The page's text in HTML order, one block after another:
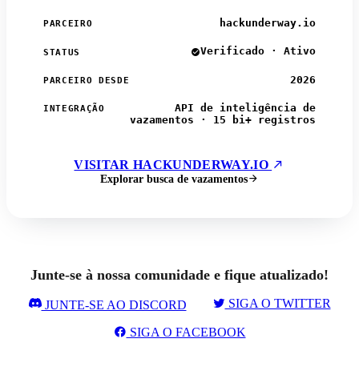
PARCEIRO hackunderway.io
STATUS Verificado · Ativo
PARCEIRO DESDE 2026
INTEGRAÇÃO
API de inteligência de
vazamentos · 15 bi+ registros
VISITAR HACKUNDERWAY.IO
Explorar busca de vazamentos
Junte-se à nossa comunidade e fique atualizado!
JUNTE-SE AO DISCORD SIGA O TWITTER
SIGA O FACEBOOK